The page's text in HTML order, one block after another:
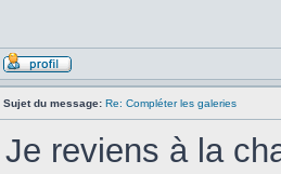
Sujet du message: Re: Compléter les galeries
Je reviens à la